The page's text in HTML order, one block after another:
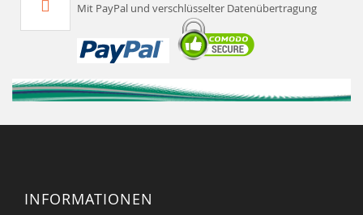
Mit PayPal und verschlüsselter Datenübertragung
INFORMATIONEN